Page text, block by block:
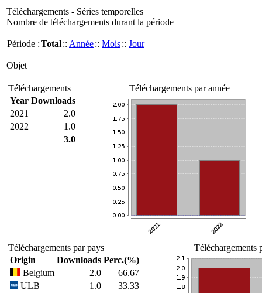
Téléchargements - Séries temporelles
Nombre de téléchargements durant la période
Période :Total:: Année:: Mois:: Jour
Objet
Téléchargements
Year Downloads
2021
2.0
2022
1.0
3.0
Téléchargements par année
Téléchargements par pays
Origin
Downloads Perc.(%)
Belgium
2.0
66.67
ULB
1.0
33.33
Téléchargements